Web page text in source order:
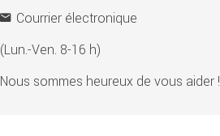
Courrier électronique
(Lun.-Ven. 8-16 h)
Nous sommes heureux de vous aider !